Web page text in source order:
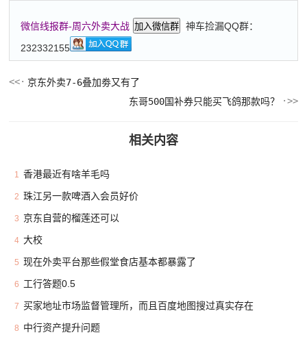
微信线报群-周六外卖大战 加入微信群
神车捡漏QQ群：
232332155
京东外卖7-6叠加劵又有了
东哥500国补券只能买飞鸽那款吗？
相关内容
1 香港最近有啥羊毛吗
2 珠江另一款啤酒入会员好价
3 京东自营的榴莲还可以
4 大校
5 现在外卖平台那些假堂食店基本都暴露了
6 工行答题0.5
7 买家地址市场监督管理所，而且百度地图搜过真实存在
8 中行资产提升问题